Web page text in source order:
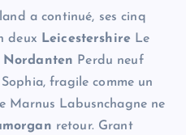
a continué, ses cinq
deux
Leicestershire Le
Nordanten Perdu neuf
fragile comme un
Marnus Labusnchagne ne
retour. Grant